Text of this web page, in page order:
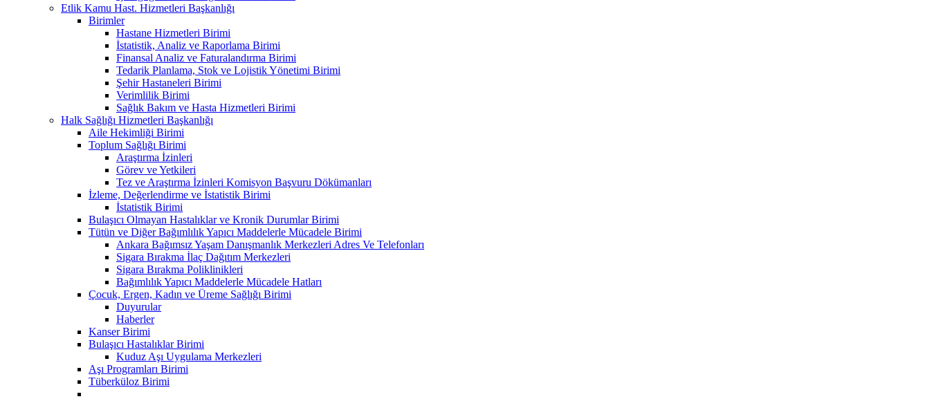
Etlik Kamu Hast. Hizmetleri Başkanlığı
Birimler
Hastane Hizmetleri Birimi
İstatistik, Analiz ve Raporlama Birimi
Finansal Analiz ve Faturalandırma Birimi
Tedarik Planlama, Stok ve Lojistik Yönetimi Birimi
Şehir Hastaneleri Birimi
Verimlilik Birimi
Sağlık Bakım ve Hasta Hizmetleri Birimi
Halk Sağlığı Hizmetleri Başkanlığı
Aile Hekimliği Birimi
Toplum Sağlığı Birimi
Araştırma İzinleri
Görev ve Yetkileri
Tez ve Araştırma İzinleri Komisyon Başvuru Dökümanları
İzleme, Değerlendirme ve İstatistik Birimi
İstatistik Birimi
Bulaşıcı Olmayan Hastalıklar ve Kronik Durumlar Birimi
Tütün ve Diğer Bağımlılık Yapıcı Maddelerle Mücadele Birimi
Ankara Bağımsız Yaşam Danışmanlık Merkezleri Adres Ve Telefonları
Sigara Bırakma İlaç Dağıtım Merkezleri
Sigara Bırakma Poliklinikleri
Bağımlılık Yapıcı Maddelerle Mücadele Hatları
Çocuk, Ergen, Kadın ve Üreme Sağlığı Birimi
Duyurular
Haberler
Kanser Birimi
Bulaşıcı Hastalıklar Birimi
Kuduz Aşı Uygulama Merkezleri
Aşı Programları Birimi
Tüberküloz Birimi